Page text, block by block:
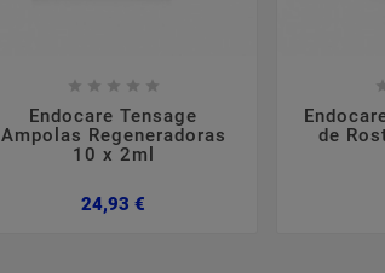
    
Endocare Tensage
Ampolas Regeneradoras
10 x 2ml
24,93 €
de